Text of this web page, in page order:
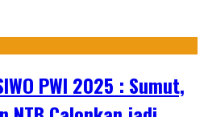
PWI 2025 : Sumut,